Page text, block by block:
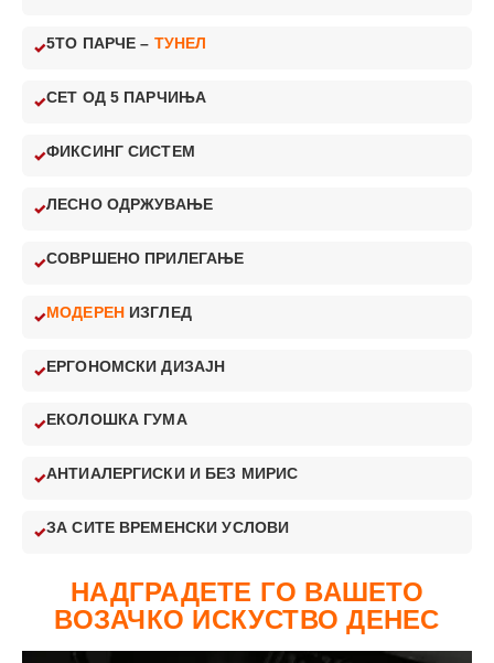
5ТО ПАРЧЕ – ТУНЕЛ
СЕТ ОД 5 ПАРЧИЊА
ФИКСИНГ СИСТЕМ
ЛЕСНО ОДРЖУВАЊЕ
СОВРШЕНО ПРИЛЕГАЊЕ
МОДЕРЕН ИЗГЛЕД
ЕРГОНОМСКИ ДИЗАЈН
ЕКОЛОШКА ГУМА
АНТИАЛЕРГИСКИ И БЕЗ МИРИС
ЗА СИТЕ ВРЕМЕНСКИ УСЛОВИ
НАДГРАДЕТЕ ГО ВАШЕТО
ВОЗАЧКО ИСКУСТВО ДЕНЕС